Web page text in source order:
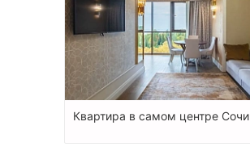
Квартира в самом центре Сочи